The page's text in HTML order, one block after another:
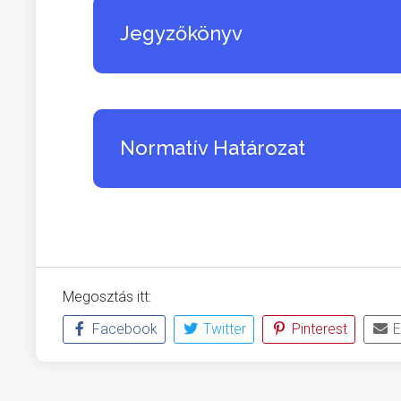
Jegyzőkönyv
Normatív Határozat
Megosztás itt:
Facebook
Twitter Pinterest